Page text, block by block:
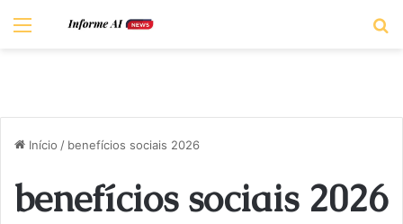
Menu
Início / benefícios sociais 2026
benefícios sociais 2026